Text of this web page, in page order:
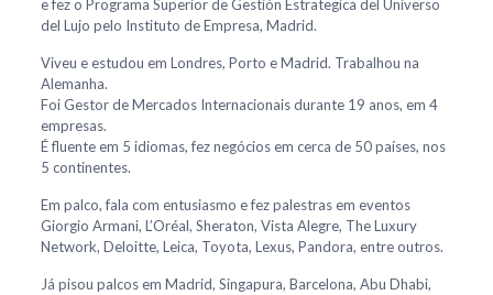
e fez o Programa Superior de Gestión Estrategica del Universo
del Lujo pelo Instituto de Empresa, Madrid.
Viveu e estudou em Londres, Porto e Madrid. Trabalhou na
Alemanha.
Foi Gestor de Mercados Internacionais durante 19 anos, em 4
empresas.
É fluente em 5 idiomas, fez negócios em cerca de 50 países, nos
5 continentes.
Em palco, fala com entusiasmo e fez palestras em eventos
Giorgio Armani, L’Oréal, Sheraton, Vista Alegre, The Luxury
Network, Deloitte, Leica, Toyota, Lexus, Pandora, entre outros.
Já pisou palcos em Madrid, Singapura, Barcelona, Abu Dhabi,